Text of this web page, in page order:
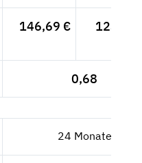
146,69 € 123,27
0,68
24 Monate